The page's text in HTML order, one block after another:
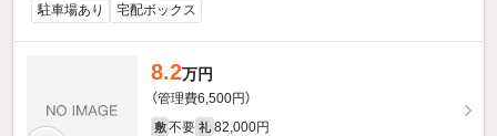
駐車場あり 宅配ボックス
8.2万円
（管理費6,500円）
敷 不要 礼 82,000円